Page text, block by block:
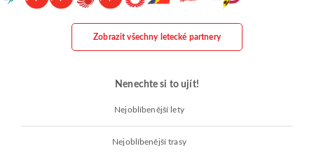
Zobrazit všechny letecké partnery
Nenechte si to ujít!
Nejoblíbenější lety
Nejoblíbenější trasy